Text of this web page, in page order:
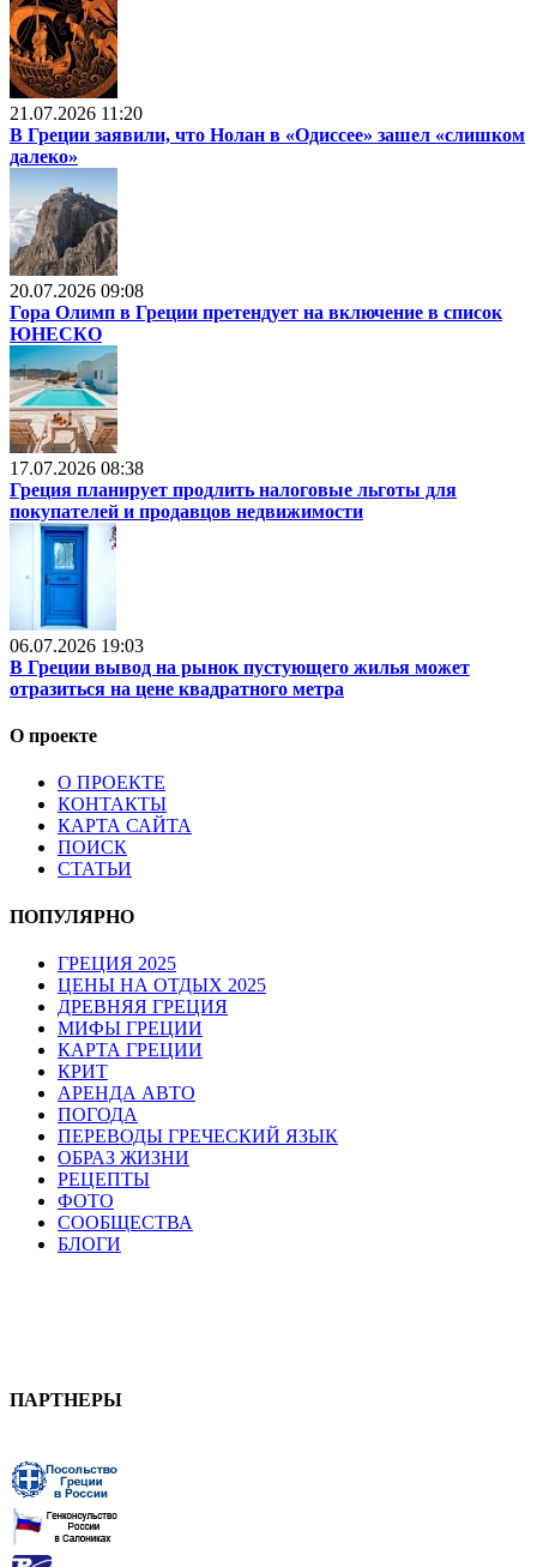
21.07.2026 11:20
В Греции заявили, что Нолан в «Одиссее» зашел «слишком
далеко»
20.07.2026 09:08
Гора Олимп в Греции претендует на включение в список
ЮНЕСКО
17.07.2026 08:38
Греция планирует продлить налоговые льготы для
покупателей и продавцов недвижимости
06.07.2026 19:03
В Греции вывод на рынок пустующего жилья может
отразиться на цене квадратного метра
О проекте
О ПРОЕКТЕ
КОНТАКТЫ
КАРТА САЙТА
ПОИСК
СТАТЬИ
ПОПУЛЯРНО
ГРЕЦИЯ 2025
ЦЕНЫ НА ОТДЫХ 2025
ДРЕВНЯЯ ГРЕЦИЯ
МИФЫ ГРЕЦИИ
КАРТА ГРЕЦИИ
КРИТ
АРЕНДА АВТО
ПОГОДА
ПЕРЕВОДЫ ГРЕЧЕСКИЙ ЯЗЫК
ОБРАЗ ЖИЗНИ
РЕЦЕПТЫ
ФОТО
СООБЩЕСТВА
БЛОГИ
ПАРТНЕРЫ